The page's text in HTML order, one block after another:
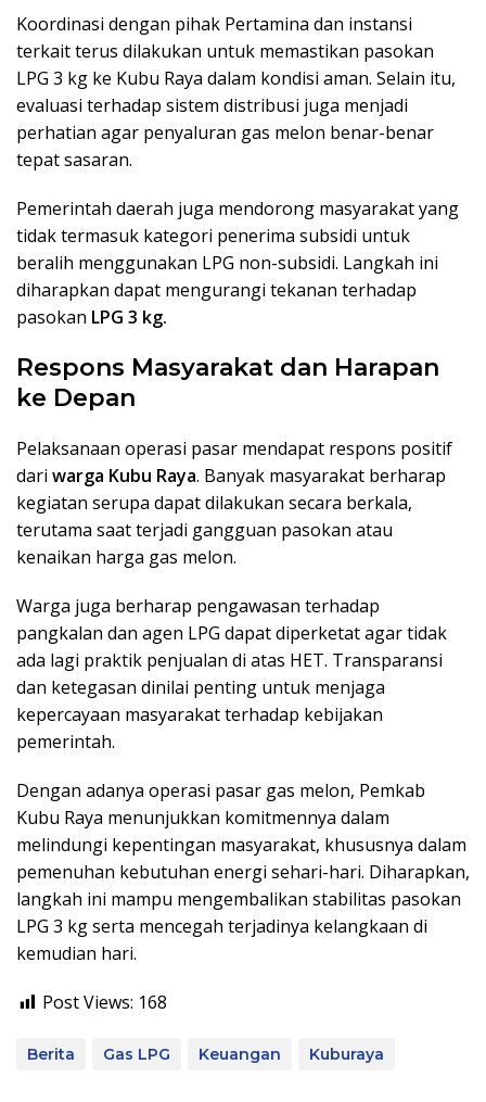
Koordinasi dengan pihak Pertamina dan instansi
terkait terus dilakukan untuk memastikan pasokan
LPG 3 kg ke Kubu Raya dalam kondisi aman. Selain itu,
evaluasi terhadap sistem distribusi juga menjadi
perhatian agar penyaluran gas melon benar-benar
tepat sasaran.
Pemerintah daerah juga mendorong masyarakat yang
tidak termasuk kategori penerima subsidi untuk
beralih menggunakan LPG non-subsidi. Langkah ini
diharapkan dapat mengurangi tekanan terhadap
pasokan LPG 3 kg.
Respons Masyarakat dan Harapan
ke Depan
Pelaksanaan operasi pasar mendapat respons positif
dari warga Kubu Raya. Banyak masyarakat berharap
kegiatan serupa dapat dilakukan secara berkala,
terutama saat terjadi gangguan pasokan atau
kenaikan harga gas melon.
Warga juga berharap pengawasan terhadap
pangkalan dan agen LPG dapat diperketat agar tidak
ada lagi praktik penjualan di atas HET. Transparansi
dan ketegasan dinilai penting untuk menjaga
kepercayaan masyarakat terhadap kebijakan
pemerintah.
Dengan adanya operasi pasar gas melon, Pemkab
Kubu Raya menunjukkan komitmennya dalam
melindungi kepentingan masyarakat, khususnya dalam
pemenuhan kebutuhan energi sehari-hari. Diharapkan,
langkah ini mampu mengembalikan stabilitas pasokan
LPG 3 kg serta mencegah terjadinya kelangkaan di
kemudian hari.
Post Views: 168
Berita Gas LPG Keuangan Kuburaya